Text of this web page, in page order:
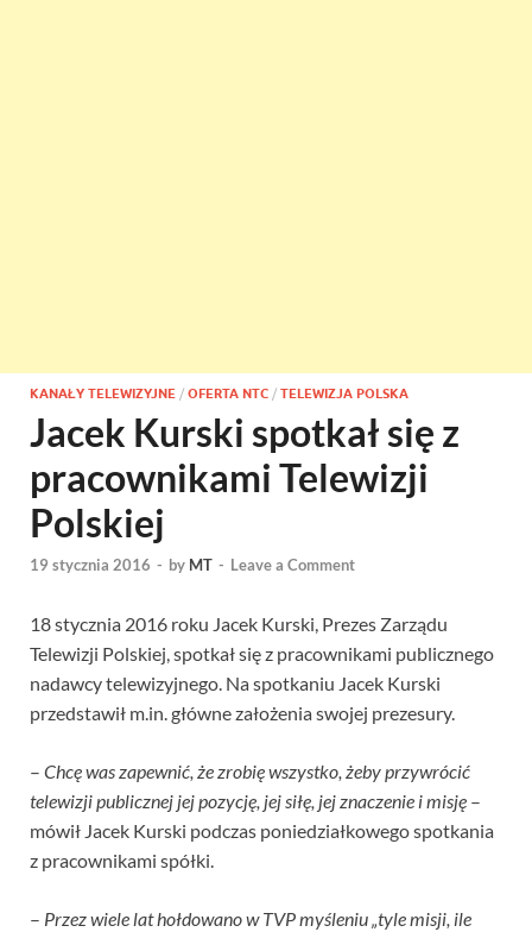
KANAŁY TELEWIZYJNE / OFERTA NTC / TELEWIZJA POLSKA
Jacek Kurski spotkał się z
pracownikami Telewizji
Polskiej
19 stycznia 2016 - by MT - Leave a Comment
18 stycznia 2016 roku Jacek Kurski, Prezes Zarządu
Telewizji Polskiej, spotkał się z pracownikami publicznego
nadawcy telewizyjnego. Na spotkaniu Jacek Kurski
przedstawił m.in. główne założenia swojej prezesury.
– Chcę was zapewnić, że zrobię wszystko, żeby przywrócić
telewizji publicznej jej pozycję, jej siłę, jej znaczenie i misję –
mówił Jacek Kurski podczas poniedziałkowego spotkania
z pracownikami spółki.
– Przez wiele lat hołdowano w TVP myśleniu „tyle misji, ile